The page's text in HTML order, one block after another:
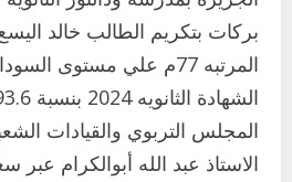
بركات بتكريم الطالب خالد
المرتبه 77م علي مستوى
المجلس التربوي والقيادات
الاستاذ عبد الله أبوالكرام عبر